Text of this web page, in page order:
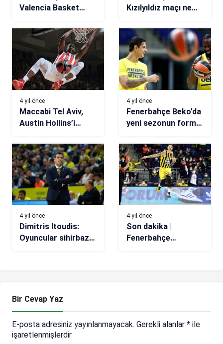
Valencia Basket
hangi kanalda, saat
kaçta?
Kızılyıldız maçı ne
hangi kanalda?
4 yıl önce
Maccabi Tel Aviv,
Austin Hollins’i
4 yıl önce
Fenerbahçe Beko’da
yeni sezonun forma
4 yıl önce
Dimitris Itoudis:
Oyuncular sihirbaz
4 yıl önce
Son dakika |
Fenerbahçe
Bir Cevap Yaz
E-posta adresiniz yayınlanmayacak. Gerekli alanlar * ile
işaretlenmişlerdir